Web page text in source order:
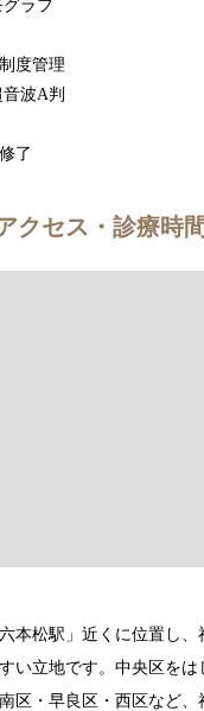
ラフ
度管理
波A判
了
クセス・診療時間
本松駅」近くに位置し、
い立地です。中央区をは
区・早良区・西区など、